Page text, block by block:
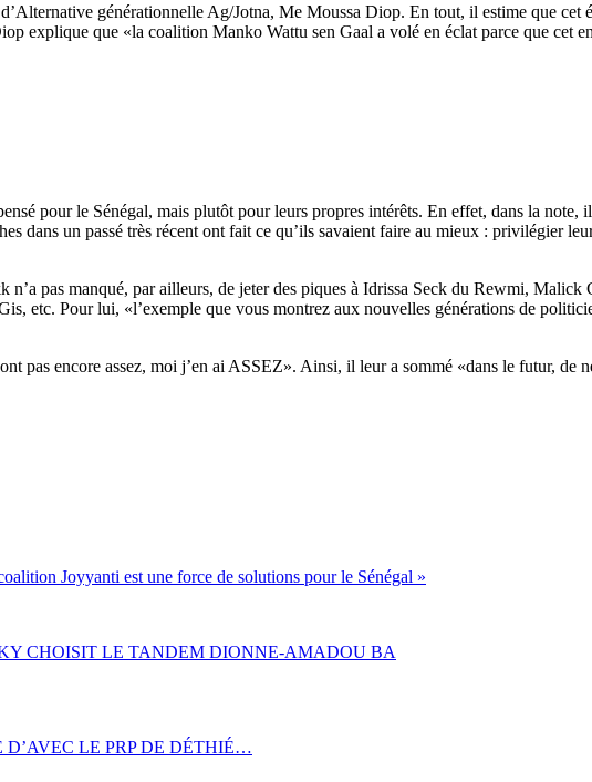
générationnelle Ag/Jotna, Me Moussa Diop. En tout, il estime que cet
explique que «la coalition Manko Wattu sen Gaal a volé en éclat parce que cet
pour le Sénégal, mais plutôt pour leurs propres intérêts. En effet, dans la note,
dans un passé très récent ont fait ce qu’ils savaient faire au mieux : privilégier
pas manqué, par ailleurs, de jeter des piques à Idrissa Seck du Rewmi,
etc. Pour lui, «l’exemple que vous montrez aux nouvelles générations de
pas encore assez, moi j’en ai ASSEZ». Ainsi, il leur a sommé «dans le futur, de
Joyyanti est une force de solutions pour le Sénégal »
CHOISIT LE TANDEM DIONNE-AMADOU BA
LE PRP DE DÉTHIÉ…